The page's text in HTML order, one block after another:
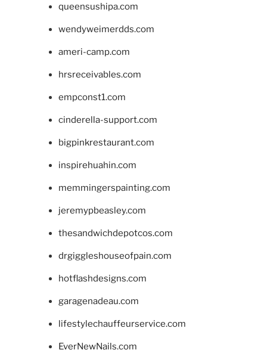
queensushipa.com
wendyweimerdds.com
ameri-camp.com
hrsreceivables.com
empconst1.com
cinderella-support.com
bigpinkrestaurant.com
inspirehuahin.com
memmingerspainting.com
jeremypbeasley.com
thesandwichdepotcos.com
drgiggleshouseofpain.com
hotflashdesigns.com
garagenadeau.com
lifestylechauffeurservice.com
EverNewNails.com